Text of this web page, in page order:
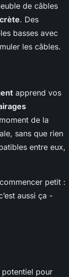
de câbles
. Des
basses avec
les câbles.
apprend vos
de la
sans que rien
entre eux,
petit :
aussi ça -
potentiel pour